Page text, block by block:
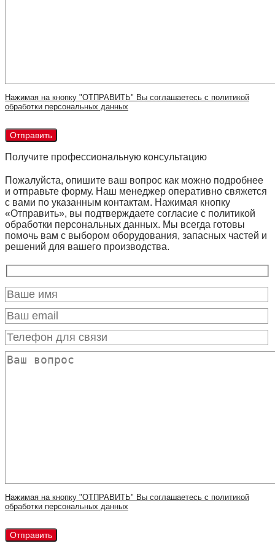
Нажимая на кнопку "ОТПРАВИТЬ" Вы соглашаетесь с политикой
обработки персональных данных
Получите профессиональную консультацию
Пожалуйста, опишите ваш вопрос как можно подробнее
и отправьте форму. Наш менеджер оперативно свяжется
с вами по указанным контактам. Нажимая кнопку
«Отправить», вы подтверждаете согласие с политикой
обработки персональных данных. Мы всегда готовы
помочь вам с выбором оборудования, запасных частей и
решений для вашего производства.
Нажимая на кнопку "ОТПРАВИТЬ" Вы соглашаетесь с политикой
обработки персональных данных